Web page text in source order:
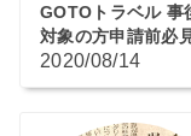
GOTOトラベル 事
対象の方申請前必
2020/08/14